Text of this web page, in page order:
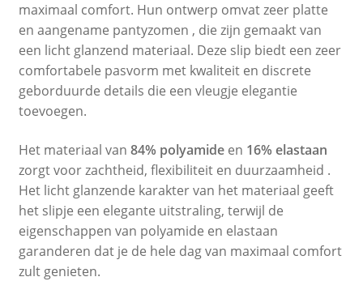
maximaal comfort. Hun ontwerp omvat zeer platte
en aangename pantyzomen , die zijn gemaakt van
een licht glanzend materiaal. Deze slip biedt een zeer
comfortabele pasvorm met kwaliteit en discrete
geborduurde details die een vleugje elegantie
toevoegen.
Het materiaal van 84% polyamideen 16% elastaan
zorgt voor zachtheid, flexibiliteit en duurzaamheid .
Het licht glanzende karakter van het materiaal geeft
het slipje een elegante uitstraling, terwijl de
eigenschappen van polyamide en elastaan ​​
garanderen dat je de hele dag van maximaal comfort
zult genieten.